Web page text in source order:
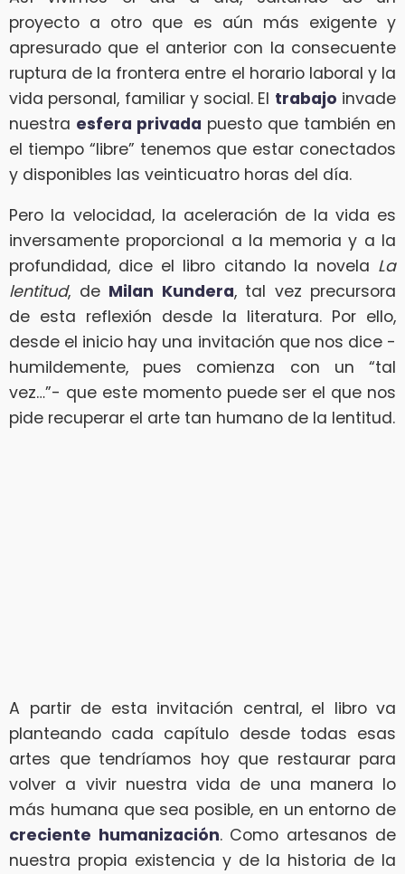
proyecto a otro que es aún más exigente y
apresurado que el anterior con la consecuente
ruptura de la frontera entre el horario laboral y la
vida personal, familiar y social. El trabajo invade
nuestra esfera privada puesto que también en
el tiempo “libre” tenemos que estar conectados
y disponibles las veinticuatro horas del día.
Pero la velocidad, la aceleración de la vida es
inversamente proporcional a la memoria y a la
profundidad, dice el libro citando la novela La
lentitud, de Milan Kundera, tal vez precursora
de esta reflexión desde la literatura. Por ello,
desde el inicio hay una invitación que nos dice -
humildemente, pues comienza con un “tal
vez…”- que este momento puede ser el que nos
pide recuperar el arte tan humano de la lentitud.
A partir de esta invitación central, el libro va
planteando cada capítulo desde todas esas
artes que tendríamos hoy que restaurar para
volver a vivir nuestra vida de una manera lo
más humana que sea posible, en un entorno de
creciente humanización. Como artesanos de
nuestra propia existencia y de la historia de la